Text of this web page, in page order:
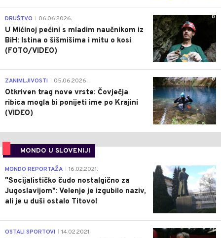
0
DRUŠTVO 06.06.2026.
U Mićinoj pećini s mladim naučnikom iz
BiH: Istina o šišmišima i mitu o kosi
(FOTO/VIDEO)
0
ZANIMLJIVOSTI 05.06.2026.
Otkriven trag nove vrste: Čovječja
ribica mogla bi ponijeti ime po Krajini
(VIDEO)
MONDO U SLOVENIJI
4
MONDO REPORTAŽA 16.02.2021.
"Socijalističko čudo nostalgično za
Jugoslavijom": Velenje je izgubilo naziv,
ali je u duši ostalo Titovo!
1
OSTALI SPORTOVI 14.02.2021.